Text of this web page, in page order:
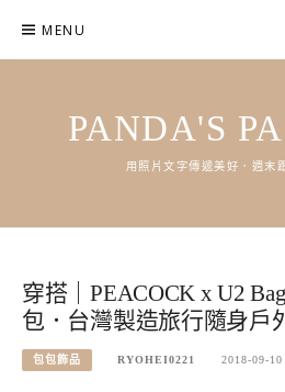
content
MENU
PANDA'S
用照片文字傳遞美好．週末
穿搭｜PEACOCK x U2
包．台灣製造旅行隨身戶
包包飾品 RYOHEI0221 2018-09-10